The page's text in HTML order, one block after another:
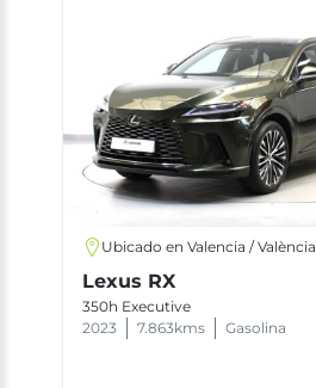
Ubicado en Valencia / València
Lexus RX
350h Executive
2023
7.863kms Gasolina